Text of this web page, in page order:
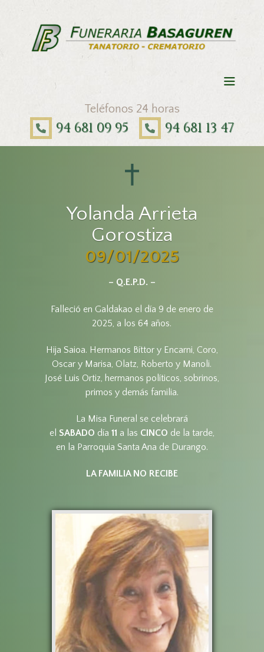
Teléfonos 24 horas
94 681 09 95 94 681 13 47
Yolanda Arrieta
Gorostiza
09/01/2025
– Q.E.P.D. –
Falleció en Galdakao el día 9 de enero de
2025, a los 64 años.
Hija Saioa. Hermanos Bíttor y Encarni, Coro,
Oscar y Marisa, Olatz, Roberto y Manoli.
José Luis Ortiz, hermanos políticos, sobrinos,
primos y demás familia.
La Misa Funeral se celebrará
el SABADO día 11 a las CINCO de la tarde,
en la Parroquia Santa Ana de Durango.
LA FAMILIA NO RECIBE